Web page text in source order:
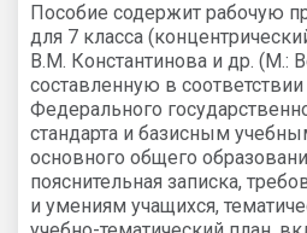
Пособие содержит рабочую
для 7 класса
В.М. Константинова и др. (М.:
составленную в
Федерального
стандарта и базисным
основного общего
пояснительная записка,
и умениям учащихся,